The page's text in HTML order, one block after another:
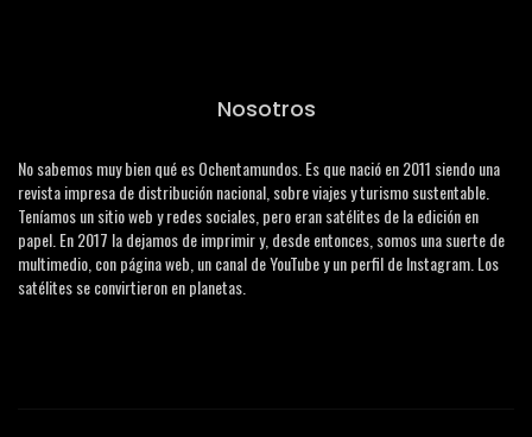
Nosotros
No sabemos muy bien qué es Ochentamundos. Es que nació en 2011 siendo una
revista impresa de distribución nacional, sobre viajes y turismo sustentable.
Teníamos un sitio web y redes sociales, pero eran satélites de la edición en
papel. En 2017 la dejamos de imprimir y, desde entonces, somos una suerte de
multimedio, con página web, un canal de YouTube y un perfil de Instagram. Los
satélites se convirtieron en planetas.